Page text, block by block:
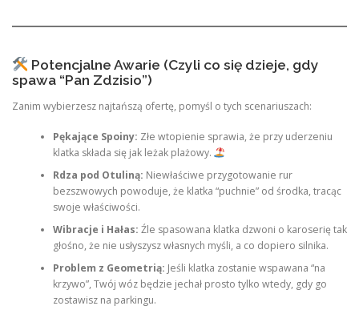
Potencjalne Awarie (Czyli co się dzieje, gdy
spawa “Pan Zdzisio”)
Zanim wybierzesz najtańszą ofertę, pomyśl o tych scenariuszach:
Pękające Spoiny: Złe wtopienie sprawia, że przy uderzeniu
klatka składa się jak leżak plażowy.
Rdza pod Otuliną: Niewłaściwe przygotowanie rur
bezszwowych powoduje, że klatka “puchnie” od środka, tracąc
swoje właściwości.
Wibracje i Hałas: Źle spasowana klatka dzwoni o karoserię tak
głośno, że nie usłyszysz własnych myśli, a co dopiero silnika.
Problem z Geometrią: Jeśli klatka zostanie wspawana “na
krzywo”, Twój wóz będzie jechał prosto tylko wtedy, gdy go
zostawisz na parkingu.